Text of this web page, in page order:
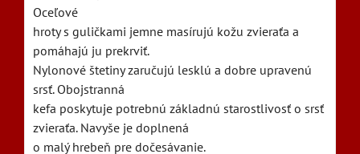
Oceľové
hroty s guličkami jemne masírujú kožu zvieraťa a
pomáhajú ju prekrviť.
Nylonové štetiny zaručujú lesklú a dobre upravenú
srsť. Obojstranná
kefa poskytuje potrebnú základnú starostlivosť o srsť
zvieraťa. Navyše je doplnená
o malý hrebeň pre dočesávanie.